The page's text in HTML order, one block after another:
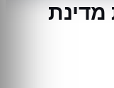
מדינת